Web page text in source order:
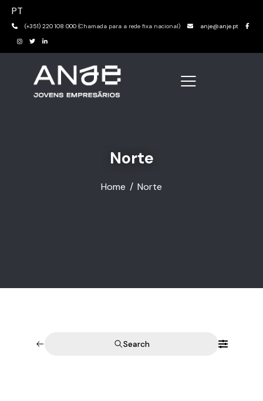
PT
(+351) 220 108 000 (Chamada para a rede fixa nacional) anje@anje.pt
Norte
Home Norte
Search